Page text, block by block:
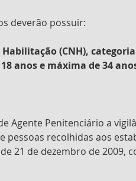
deverão possuir:
(CNH),
anos e máxima de 34
Agente Penitenciário a
pessoas recolhidas aos
21 de dezembro de 2009,